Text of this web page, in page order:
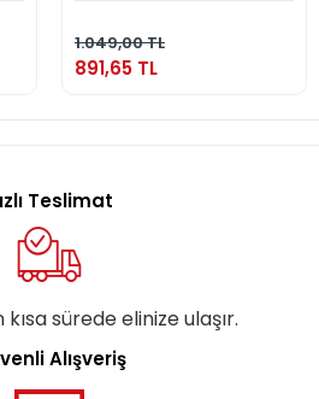
1.049,00 TL
891,65 TL
Teslimat
sürede elinize ulaşır.
Alışveriş